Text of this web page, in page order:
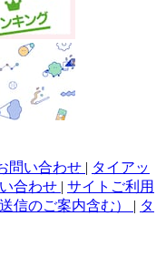
問い合わせ | タイアッ
合わせ | サイトご利用
信のご案内含む） | タ